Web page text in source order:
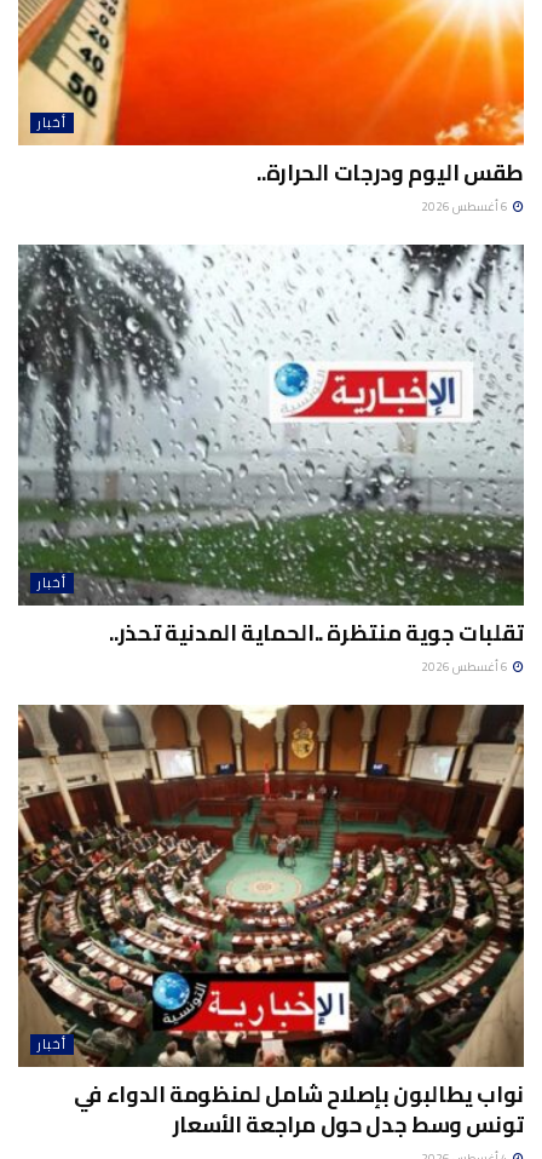
أخبار
طقس اليوم ودرجات الحرارة..
أخبار
تقلبات جوية منتظرة ..الحماية المدنية تحذر..
أخبار
نواب يطالبون بإصلاح شامل لمنظومة الدواء في
تونس وسط جدل حول مراجعة الأسعار